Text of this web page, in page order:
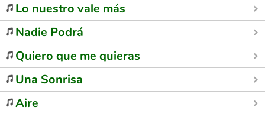
Lo nuestro vale más
Nadie Podrá
Quiero que me quieras
Una Sonrisa
Aire